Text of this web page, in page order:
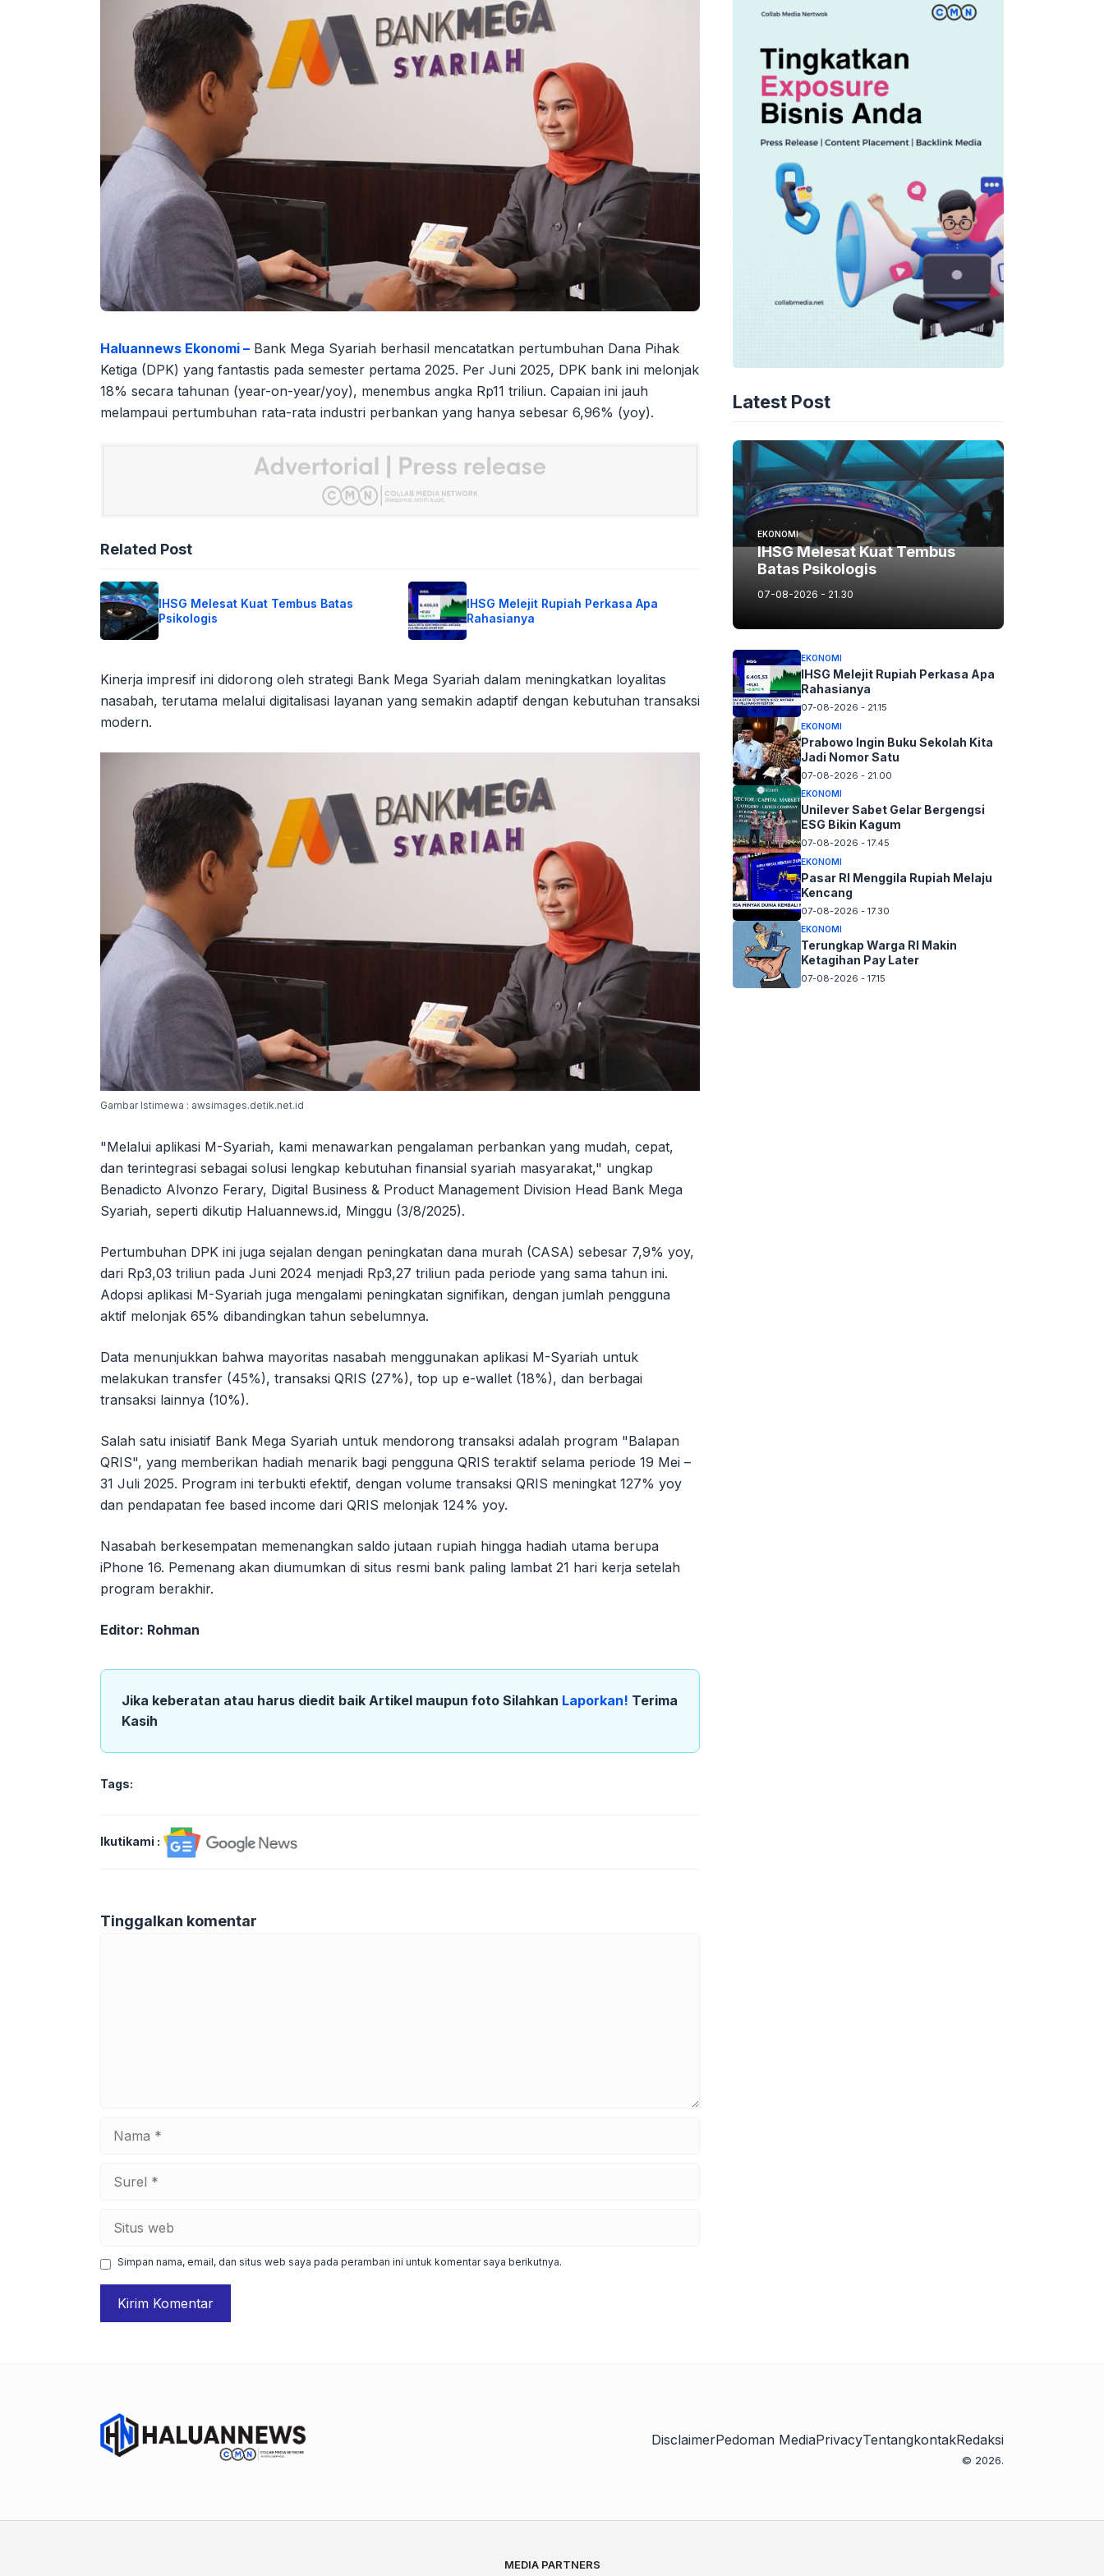
Haluannews Ekonomi – Bank Mega Syariah berhasil mencatatkan pertumbuhan Dana Pihak
Ketiga (DPK) yang fantastis pada semester pertama 2025. Per Juni 2025, DPK bank ini melonjak
18% secara tahunan (year-on-year/yoy), menembus angka Rp11 triliun. Capaian ini jauh
melampaui pertumbuhan rata-rata industri perbankan yang hanya sebesar 6,96% (yoy).
Related Post
IHSG Melesat Kuat Tembus Batas
Psikologis
IHSG Melejit Rupiah Perkasa Apa
Rahasianya
Kinerja impresif ini didorong oleh strategi Bank Mega Syariah dalam meningkatkan loyalitas
nasabah, terutama melalui digitalisasi layanan yang semakin adaptif dengan kebutuhan transaksi
modern.
Gambar Istimewa : awsimages.detik.net.id
"Melalui aplikasi M-Syariah, kami menawarkan pengalaman perbankan yang mudah, cepat,
dan terintegrasi sebagai solusi lengkap kebutuhan finansial syariah masyarakat," ungkap
Benadicto Alvonzo Ferary, Digital Business & Product Management Division Head Bank Mega
Syariah, seperti dikutip Haluannews.id, Minggu (3/8/2025).
Pertumbuhan DPK ini juga sejalan dengan peningkatan dana murah (CASA) sebesar 7,9% yoy,
dari Rp3,03 triliun pada Juni 2024 menjadi Rp3,27 triliun pada periode yang sama tahun ini.
Adopsi aplikasi M-Syariah juga mengalami peningkatan signifikan, dengan jumlah pengguna
aktif melonjak 65% dibandingkan tahun sebelumnya.
Data menunjukkan bahwa mayoritas nasabah menggunakan aplikasi M-Syariah untuk
melakukan transfer (45%), transaksi QRIS (27%), top up e-wallet (18%), dan berbagai
transaksi lainnya (10%).
Salah satu inisiatif Bank Mega Syariah untuk mendorong transaksi adalah program "Balapan
QRIS", yang memberikan hadiah menarik bagi pengguna QRIS teraktif selama periode 19 Mei –
31 Juli 2025. Program ini terbukti efektif, dengan volume transaksi QRIS meningkat 127% yoy
dan pendapatan fee based income dari QRIS melonjak 124% yoy.
Nasabah berkesempatan memenangkan saldo jutaan rupiah hingga hadiah utama berupa
iPhone 16. Pemenang akan diumumkan di situs resmi bank paling lambat 21 hari kerja setelah
program berakhir.
Editor: Rohman
Jika keberatan atau harus diedit baik Artikel maupun foto Silahkan Laporkan! Terima
Kasih
Tags:
Ikutikami :
Tinggalkan komentar
web
Simpan nama, email, dan situs web saya pada peramban ini untuk komentar saya berikutnya.
Latest Post
EKONOMI
IHSG Melesat Kuat Tembus
Batas Psikologis
07-08-2026 - 21.30
EKONOMI
IHSG Melejit Rupiah Perkasa Apa
Rahasianya
07-08-2026 - 21.15
EKONOMI
Prabowo Ingin Buku Sekolah Kita
Jadi Nomor Satu
07-08-2026 - 21.00
EKONOMI
Unilever Sabet Gelar Bergengsi
ESG Bikin Kagum
07-08-2026 - 17.45
EKONOMI
Pasar RI Menggila Rupiah Melaju
Kencang
07-08-2026 - 17.30
EKONOMI
Terungkap Warga RI Makin
Ketagihan Pay Later
07-08-2026 - 17.15
DisclaimerPedoman MediaPrivacyTentangkontakRedaksi
© 2026.
MEDIA PARTNERS